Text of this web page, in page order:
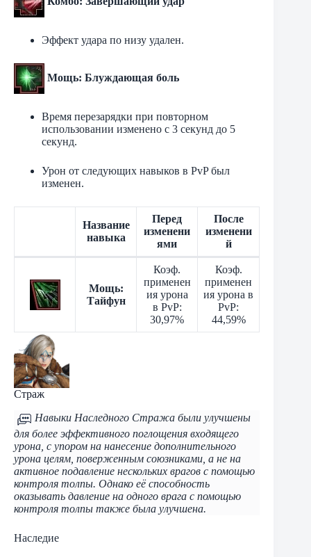
Эффект удара по низу удален.
Мощь: Блуждающая боль
Время перезарядки при повторном
использовании изменено с 3 секунд до 5
секунд.
Урон от следующих навыков в PvP был
изменен.
Название
навыка
Перед
изменени
ями
После
изменени
й
Мощь:
Тайфун
Коэф.
применен
ия урона
в PvP:
30,97%
Коэф.
применен
ия урона в
PvP:
44,59%
Страж
Навыки Наследного Стража были улучшены
для более эффективного поглощения входящего
урона, с упором на нанесение дополнительного
урона целям, поверженным союзниками, а не на
активное подавление нескольких врагов с помощью
контроля толпы. Однако её способность
оказывать давление на одного врага с помощью
контроля толпы также была улучшена.
Наследие